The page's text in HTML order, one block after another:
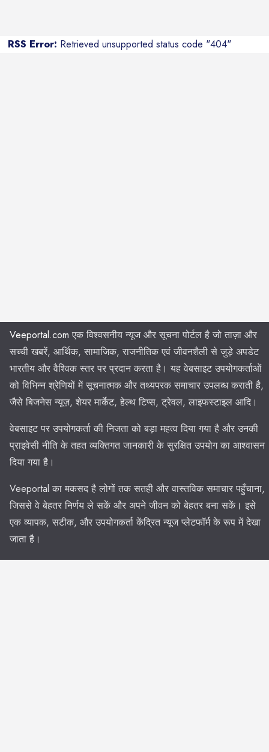
RSS Error: Retrieved unsupported status code "404"
Veeportal.com एक विश्वसनीय न्यूज और सूचना पोर्टल है जो ताज़ा और
सच्ची खबरें, आर्थिक, सामाजिक, राजनीतिक एवं जीवनशैली से जुड़े अपडेट
भारतीय और वैश्विक स्तर पर प्रदान करता है। यह वेबसाइट उपयोगकर्ताओं
को विभिन्न श्रेणियों में सूचनात्मक और तथ्यपरक समाचार उपलब्ध कराती है,
जैसे बिजनेस न्यूज़, शेयर मार्केट, हेल्थ टिप्स, ट्रेवल, लाइफस्टाइल आदि।
वेबसाइट पर उपयोगकर्ता की निजता को बड़ा महत्व दिया गया है और उनकी
प्राइवेसी नीति के तहत व्यक्तिगत जानकारी के सुरक्षित उपयोग का आश्वासन
दिया गया है।
Veeportal का मकसद है लोगों तक सतही और वास्तविक समाचार पहुँचाना,
जिससे वे बेहतर निर्णय ले सकें और अपने जीवन को बेहतर बना सकें। इसे
एक व्यापक, सटीक, और उपयोगकर्ता केंद्रित न्यूज प्लेटफॉर्म के रूप में देखा
जाता है।